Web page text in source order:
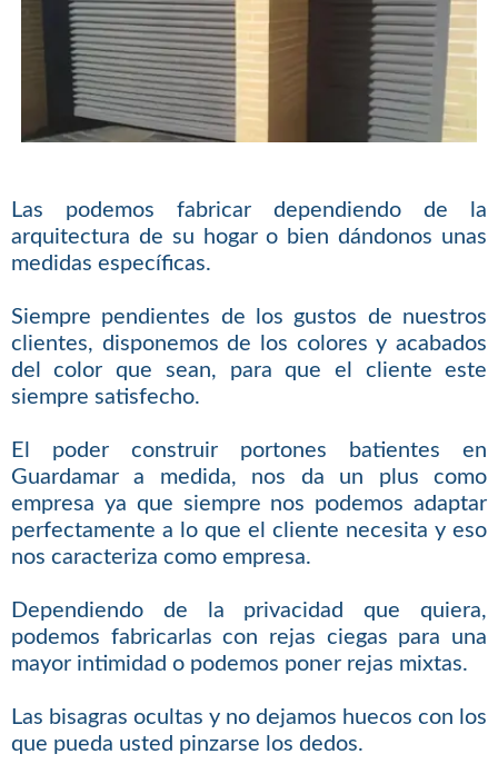
Las podemos fabricar dependiendo de la
arquitectura de su hogar o bien dándonos unas
medidas específicas.
Siempre pendientes de los gustos de nuestros
clientes, disponemos de los colores y acabados
del color que sean, para que el cliente este
siempre satisfecho.
El poder construir portones batientes en
Guardamar a medida, nos da un plus como
empresa ya que siempre nos podemos adaptar
perfectamente a lo que el cliente necesita y eso
nos caracteriza como empresa.
Dependiendo de la privacidad que quiera,
podemos fabricarlas con rejas ciegas para una
mayor intimidad o podemos poner rejas mixtas.
Las bisagras ocultas y no dejamos huecos con los
que pueda usted pinzarse los dedos.